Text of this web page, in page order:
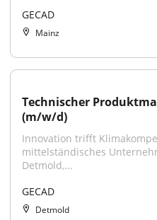
GECAD
Mainz
Technischer
(m/w/d)
Innovation trifft
mittelständisches
Detmold,...
GECAD
Detmold